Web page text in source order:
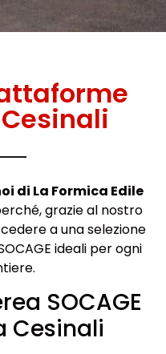
Cesinali
di La Formica Edile
grazie al nostro
a una selezione
ideali per ogni
SOCAGE
Cesinali